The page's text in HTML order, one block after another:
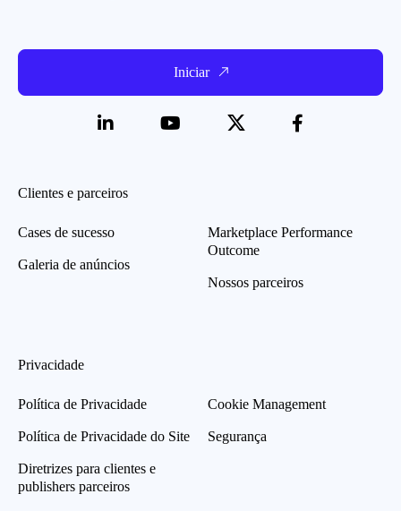
Iniciar
Clientes e parceiros
Cases de sucesso
Galeria de anúncios
Marketplace Performance
Outcome
Nossos parceiros
Privacidade
Política de Privacidade
Política de Privacidade do Site
Diretrizes para clientes e
publishers parceiros
Cookie Management
Segurança